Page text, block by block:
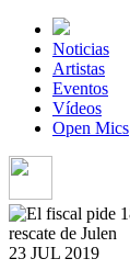
Noticias
Artistas
Eventos
Vídeos
Open Mics
23 JUL 2019